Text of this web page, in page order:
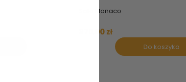
Sofa Monaco
870,00 zł
Do koszyka